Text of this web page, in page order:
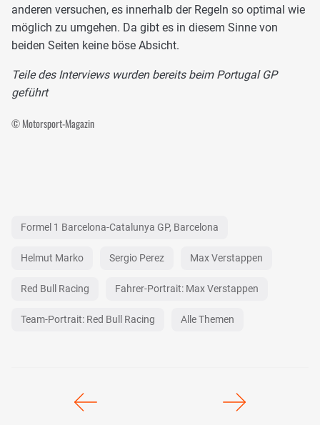
anderen versuchen, es innerhalb der Regeln so optimal wie
möglich zu umgehen. Da gibt es in diesem Sinne von
beiden Seiten keine böse Absicht.
Teile des Interviews wurden bereits beim Portugal GP
geführt
© Motorsport-Magazin
Formel 1 Barcelona-Catalunya GP, Barcelona
Helmut Marko Sergio Perez Max Verstappen
Red Bull Racing Fahrer-Portrait: Max Verstappen
Team-Portrait: Red Bull Racing Alle Themen